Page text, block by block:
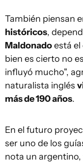
También piensan
históricos,
Maldonadoestá el
bien es cierto no
influyó mucho",
naturalista inglés
más de 190 años.
En el futuro
ser uno de los
nota un